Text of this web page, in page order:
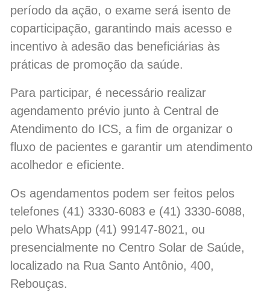
período da ação, o exame será isento de
coparticipação, garantindo mais acesso e
incentivo à adesão das beneficiárias às
práticas de promoção da saúde.
Para participar, é necessário realizar
agendamento prévio junto à Central de
Atendimento do ICS, a fim de organizar o
fluxo de pacientes e garantir um atendimento
acolhedor e eficiente.
Os agendamentos podem ser feitos pelos
telefones (41) 3330-6083 e (41) 3330-6088,
pelo WhatsApp (41) 99147-8021, ou
presencialmente no Centro Solar de Saúde,
localizado na Rua Santo Antônio, 400,
Rebouças.